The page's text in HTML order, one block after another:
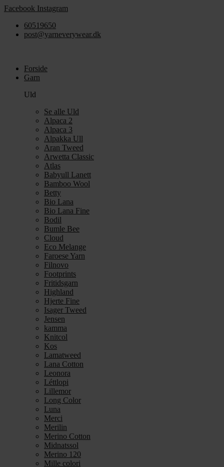
Videre
indhold
Facebook Instagram
60519650
post@yarneverywear.dk
Forside
Garn
Uld
Se alle Uld
Alpaca 2
Alpaca 3
Alpakka Ull
Aran Tweed
Arwetta Classic
Atlas
Babyull Lanett
Bamboo Wool
Betty
Bio Lana
Bio Lana Fine
Bodil
Bumle Bee
Cloud
Eco Melange
Faroese Yarn
Filnovo
Footprints
Fritidsgarn
Highland
Hjerte Fine
Isager Tweed
Jensen
kamma
Knitcol
Kos
Lamatweed
Lana Cotton
Leonora
Léttlopi
Lillemor
Long Color
Luna
Merci
Merilin
Merino Cotton
Midnatssol
Merino 120
Mille colori